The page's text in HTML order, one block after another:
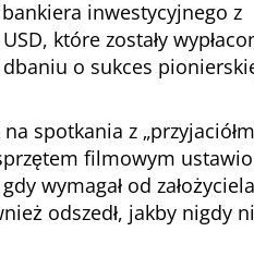
inwestycyjnego z
które zostały
o sukces
spotkania z
filmowym
wymagał od założyciela
odszedł, jakby nigdy